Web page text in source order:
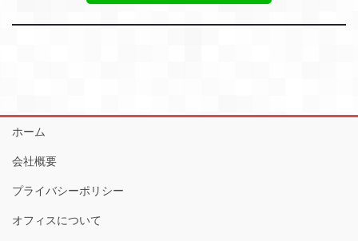
ホーム
会社概要
プライバシーポリシー
オフィスについて